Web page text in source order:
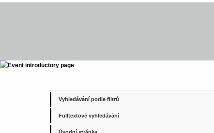
Vyhledávání podle filtrů
Fulltextové vyhledávání